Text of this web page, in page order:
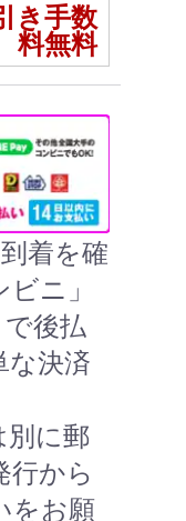
き手数
料無料
着を確
ニ」
で後払
な決済
に郵
行から
をお願